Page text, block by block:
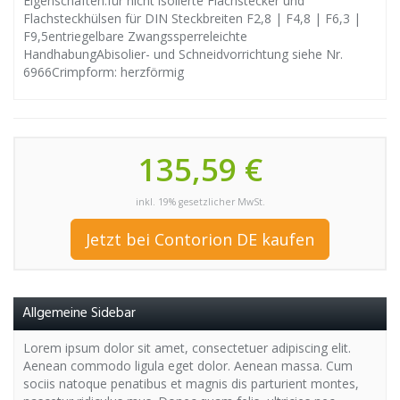
Flachsteckhülsen für DIN Steckbreiten F2,8 | F4,8 | F6,3 |
F9,5entriegelbare Zwangssperreleichte
HandhabungAbisolier- und Schneidvorrichtung siehe Nr.
6966Crimpform: herzförmig
135,59 €
inkl. 19% gesetzlicher MwSt.
Jetzt bei Contorion DE kaufen
Allgemeine Sidebar
Lorem ipsum dolor sit amet, consectetuer adipiscing elit.
Aenean commodo ligula eget dolor. Aenean massa. Cum
sociis natoque penatibus et magnis dis parturient montes,